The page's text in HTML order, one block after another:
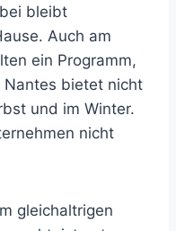
bleibt
Auch am
ein Programm,
Nantes bietet nicht
und im Winter.
nicht
gleichaltrigen